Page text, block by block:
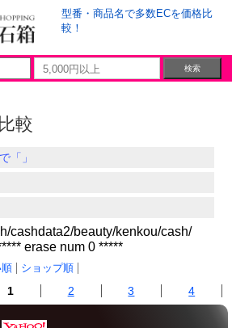
型番・商品名で多数ECを価格比
較！
較
「」
cashdata2/beauty/kenkou/cash/
erase num 0 *****
ショップ順
1 2 3 4